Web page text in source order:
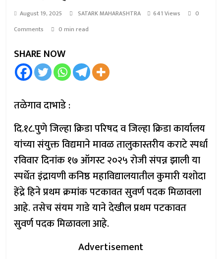
August 19, 2025 SATARK MAHARASHTRA 641 Views
0
Comments
0 min read
SHARE NOW
तळेगाव दाभाडे :
दि.१८.पुणे जिल्हा क्रिडा परिषद व जिल्हा क्रिडा कार्यालय
यांच्या संयुक्त विद्यमाने मावळ तालुकास्तरीय कराटे स्पर्धा
रविवार दिनांक १७ ऑगस्ट २०२५ रोजी संपन्न झाली या
स्पर्धेत इंद्रायणी कनिष्ठ महाविद्यालयातील कुमारी यशोदा
हेंद्रे हिने प्रथम क्रमांक पटकावत सुवर्ण पदक मिळावला
आहे. तसेच संयम गाडे याने देखील प्रथम पटकावत
सुवर्ण पदक मिळावला आहे.
Advertisement